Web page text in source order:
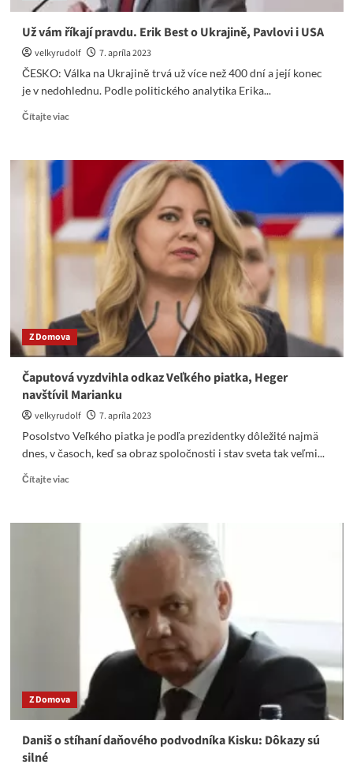
Pavla
(VIDEO
CZ,
9
Už vám říkají pravdu. Erik Best o Ukrajině, Pavlovi i USA
velkyrudolf
7. apríla 2023
ČESKO: Válka na Ukrajině trvá už více než 400 dní a její konec
je v nedohlednu. Podle politického analytika Erika...
Čítajte viacRead
Už
říkají
pravdu.
Erik
USA
Z Domova
Čaputová vyzdvihla odkaz Veľkého piatka, Heger
navštívil Marianku
velkyrudolf
7. apríla 2023
Posolstvo Veľkého piatka je podľa prezidentky dôležité najmä
dnes, v časoch, keď sa obraz spoločnosti i stav sveta tak veľmi...
Čítajte viacRead
Čaputová
Z Domova
Daniš o stíhaní daňového podvodníka Kisku: Dôkazy sú
silné